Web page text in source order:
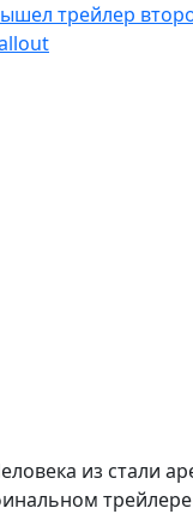
трейлер
из стали